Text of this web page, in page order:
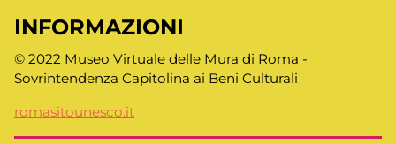
INFORMAZIONI
© 2022 Museo Virtuale delle Mura di Roma -
Sovrintendenza Capitolina ai Beni Culturali
romasitounesco.it